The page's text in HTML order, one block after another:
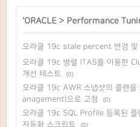
'ORACLE > Performance
오라클 19c stale percent 변경 및
오라클 19c 병렬 ITAS를 이용한
개선 테스트
(0)
오라클 19c AWR 스냅샷의 플랜을
anagement)으로 고정
(0)
오라클 19c SQL Profile 등록된 플
자동화 스크립트
(0)